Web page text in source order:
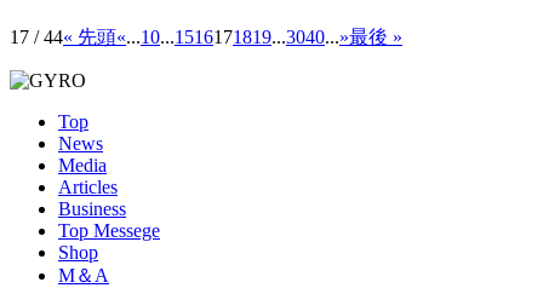
17 / 44« 先頭«...10...1516171819...3040...»最後 »
Top
News
Media
Articles
Business
Top Messege
Shop
M＆A